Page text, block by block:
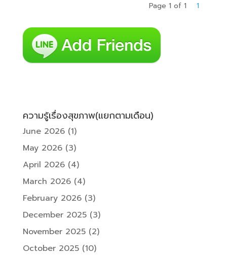
Page 1 of 1 1
ความรู้เรื่องสุขภาพ(แยกตามเดือน)
June 2026(1)
May 2026(3)
April 2026(4)
March 2026(4)
February 2026(3)
December 2025(3)
November 2025(2)
October 2025(10)